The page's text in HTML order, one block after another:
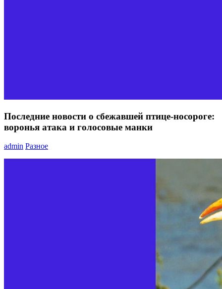
Последние новости о сбежавшей птице-носороге:
воронья атака и голосовые манки
admin Разное